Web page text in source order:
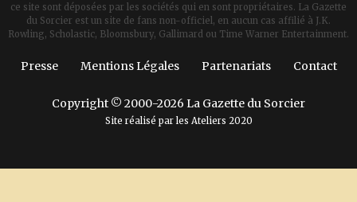
ce site sont déposées par les sociétés qui en sont propriétaires. La Gazette
du Sorcier est un site de fans non-officiel, en aucun cas affilié à J.K.
Rowling, Scholastic, Bloomsbury, Gallimard ou Time Warner Entertainment.
Presse Mentions Légales Partenariats Contact
Copyright © 2000-2026 La Gazette du Sorcier
Site réalisé par les Ateliers 2020